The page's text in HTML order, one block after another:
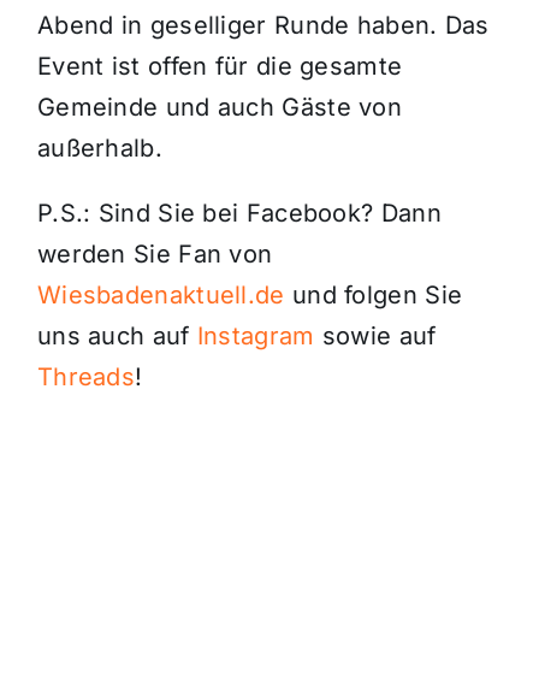
Abend in geselliger Runde haben. Das
Event ist offen für die gesamte
Gemeinde und auch Gäste von
außerhalb.
P.S.: Sind Sie bei Facebook? Dann
werden Sie Fan von
Wiesbadenaktuell.de und folgen Sie
uns auch auf Instagram sowie auf
Threads!